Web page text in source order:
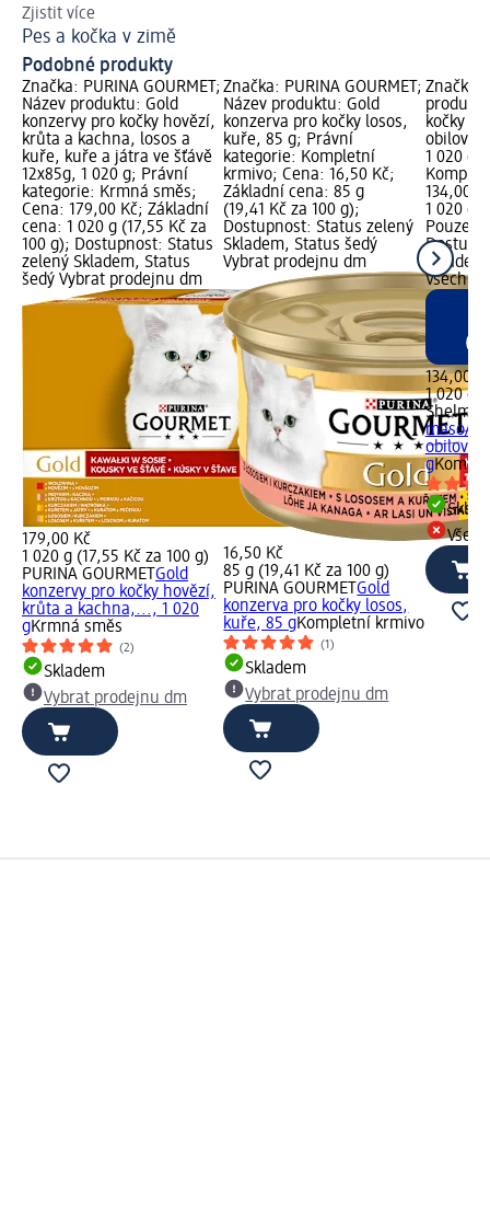
Zjistit více
Pes a kočka v zimě
Podobné produkty
Značka: PURINA GOURMET;
Název produktu: Gold
konzervy pro kočky hovězí,
krůta a kachna, losos a
kuře, kuře a játra ve šťávě
12x85g, 1 020 g; Právní
kategorie: Krmná směs;
Cena: 179,00 Kč; Základní
cena: 1 020 g (17,55 Kč za
100 g); Dostupnost: Status
zelený Skladem, Status
šedý Vybrat prodejnu dm
179,00 Kč
1 020 g (17,55 Kč za 100 g)
PURINA GOURMETGold
konzervy pro kočky hovězí,
krůta a kachna,..., 1 020
gKrmná směs
(2)
Skladem
Vybrat prodejnu dm
Značka: PURINA GOURMET;
Název produktu: Gold
konzerva pro kočky losos,
kuře, 85 g; Právní
kategorie: Kompletní
krmivo; Cena: 16,50 Kč;
Základní cena: 85 g
(19,41 Kč za 100 g);
Dostupnost: Status zelený
Skladem, Status šedý
Vybrat prodejnu dm
16,50 Kč
85 g (19,41 Kč za 100 g)
PURINA GOURMETGold
konzerva pro kočky losos,
kuře, 85 gKompletní krmivo
(1)
Skladem
Vybrat prodejnu dm
Značka:
kočky
obilovin,
1 020 g;
134,00
1 020 g
Pouze
134,00
1 020 g
Shelma
maso/
g